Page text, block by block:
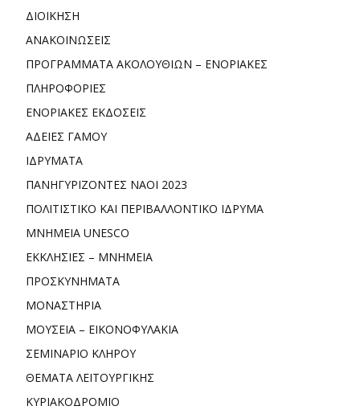
ΔΙΟΙΚΗΣΗ
ΑΝΑΚΟΙΝΩΣΕΙΣ
ΠΡΟΓΡΑΜΜΑΤΑ ΑΚΟΛΟΥΘΙΩΝ – ΕΝΟΡΙΑΚΕΣ
ΠΛΗΡΟΦΟΡΙΕΣ
ΕΝΟΡΙΑΚΕΣ ΕΚΔΟΣΕΙΣ
ΑΔΕΙΕΣ ΓΑΜΟΥ
ΙΔΡΥΜΑΤΑ
ΠΑΝΗΓΥΡΙΖΟΝΤΕΣ ΝΑΟΙ 2023
ΠΟΛΙΤΙΣΤΙΚΟ ΚΑΙ ΠΕΡΙΒΑΛΛΟΝΤΙΚΟ ΙΔΡΥΜΑ
ΜΝΗΜΕΙΑ UNESCO
ΕΚΚΛΗΣΙΕΣ – ΜΝΗΜΕΙΑ
ΠΡΟΣΚΥΝΗΜΑΤΑ
ΜΟΝΑΣΤΗΡΙΑ
ΜΟΥΣΕΙΑ – ΕΙΚΟΝΟΦΥΛΑΚΙΑ
ΣΕΜΙΝΑΡΙΟ ΚΛΗΡΟΥ
ΘΕΜΑΤΑ ΛΕΙΤΟΥΡΓΙΚΗΣ
ΚΥΡΙΑΚΟΔΡΟΜΙΟ